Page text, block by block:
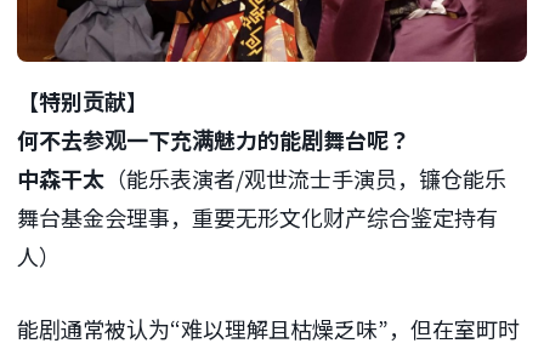
【特别贡献】
何不去参观一下充满魅力的能剧舞台呢？
中森干太 （能乐表演者/观世流士手演员，镰仓能乐
舞台基金会理事，重要无形文化财产综合鉴定持有
人）
能剧通常被认为“难以理解且枯燥乏味”，但在室町时